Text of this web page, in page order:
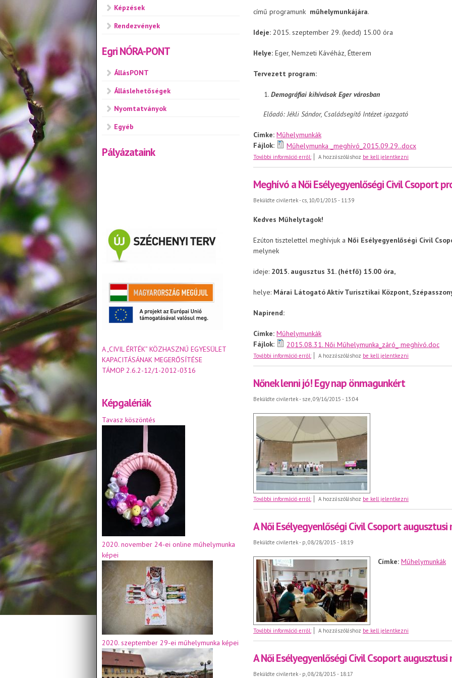
című programunk műhelymunkájára.
Ideje: 2015. szeptember 29. (kedd) 15.00 óra
Helye: Eger, Nemzeti Kávéház, Étterem
Tervezett program:
Demográfiai kihívások Eger városban
Előadó: Jékli Sándor, Családsegítő Intézet igazgató
Címke: Műhelymunkák
Fájlok:
Műhelymunka _meghívó_2015.09.29..docx
További információ erről:Meghívó a Női Esélyegyenlőségi Civil Csoport
A hozzászóláshoz be kell jelentkezni
Meghívó a Női Esélyegyenlőségi Civil Csoport
Beküldte civilertek- cs, 10/01/2015 - 11:39
Kedves Műhelytagok!
Ezúton tisztelettel meghívjuk a Női Esélyegyenlőségi Civil
melynek
ideje: 2015. augusztus 31. (hétfő) 15.00 óra,
helye: Márai Látogató Aktív Turisztikai Központ,
Napirend:
Címke: Műhelymunkák
Fájlok:
2015.08.31. Női Műhelymunka_záró_ meghívó.doc
További információ erről:Meghívó a Női Esélyegyenlőségi Civil Csoport projektzáró
A hozzászóláshoz be kell jelentkezni
Nőnek lenni jó! Egy nap önmagunkért
Beküldte civilertek- sze, 09/16/2015 - 13:04
További információ erről:Nőnek lenni jó! Egy nap önmagunkért
A hozzászóláshoz be kell jelentkezni
A Női Esélyegyenlőségi Civil Csoport
Beküldte civilertek- p, 08/28/2015 - 18:19
Címke: Műhelymunkák
További információ erről:A Női Esélyegyenlőségi Civil Csoport augusztusi
A hozzászóláshoz be kell jelentkezni
A Női Esélyegyenlőségi Civil Csoport
Beküldte civilertek- p, 08/28/2015 - 18:17
Képzések
Rendezvények
Egri NÓRA-PONT
ÁllásPONT
Álláslehetőségek
Nyomtatványok
Egyéb
Pályázataink
A „CIVIL ÉRTÉK” KÖZHASZNÚ EGYESÜLET
KAPACITÁSÁNAK MEGERŐSÍTÉSE
TÁMOP 2.6.2-12/1-2012-0316
Képgalériák
Tavasz köszöntés
2020. november 24-ei online műhelymunka
képei
2020. szeptember 29-ei műhelymunka képei